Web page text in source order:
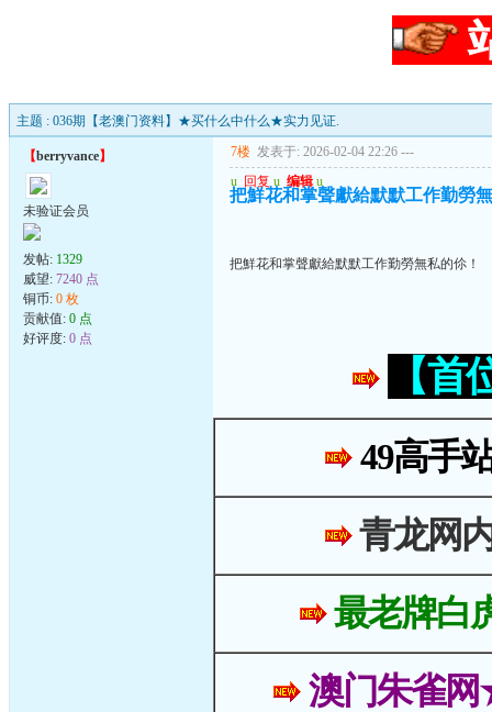
主题 : 036期【老澳门资料】★买什么中什么★实力见证.
【berryvance】
未验证会员
发帖: 1329
威望: 7240 点
铜币: 0 枚
贡献值: 0 点
好评度: 0 点
7楼 发表于: 2026-02-04 22:26 ---
u 回复 u 编辑 u
把鮮花和掌聲獻給默默工作勤勞
把鮮花和掌聲獻給默默工作勤勞無私的伱！
【
49高手
青龙网
最老牌白
澳门朱雀